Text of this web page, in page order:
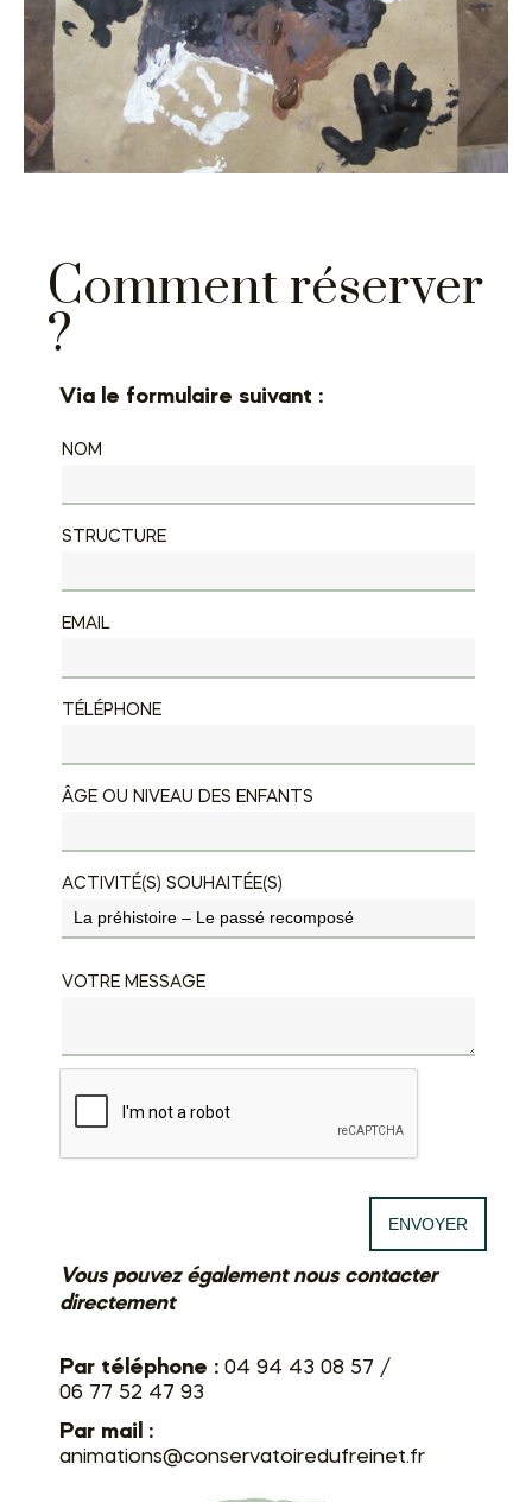
Comment réserver
?
Via le formulaire suivant :
NOM
STRUCTURE
EMAIL
TÉLÉPHONE
ÂGE OU NIVEAU DES ENFANTS
ACTIVITÉ(S) SOUHAITÉE(S)
VOTRE MESSAGE
Vous pouvez également nous contacter
directement
Par téléphone : 04 94 43 08 57 /
06 77 52 47 93
Par mail :
animations@conservatoiredufreinet.fr